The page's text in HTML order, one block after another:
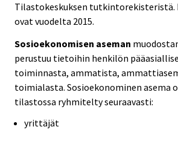
Tilastokeskuksen
ovat vuodelta 2015.
Sosioekonomisen aseman
perustuu tietoihin henkilön
toiminnasta, ammatista,
toimialasta. Sosioekonominen asema
tilastossa ryhmitelty seuraavasti:
yrittäjät